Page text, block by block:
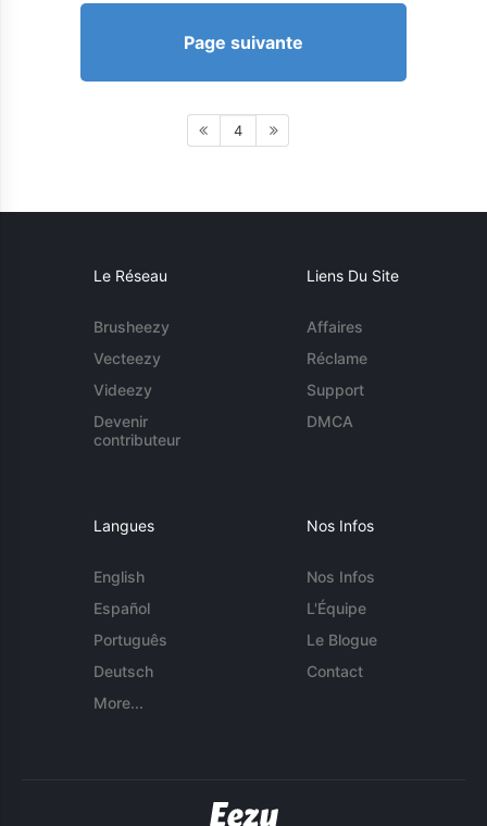
Page suivante
4
Le Réseau
Brusheezy
Vecteezy
Videezy
Devenir
contributeur
Liens Du Site
Affaires
Réclame
Support
DMCA
Langues
English
Español
Português
Deutsch
More...
Nos Infos
Nos Infos
L'Équipe
Le Blogue
Contact